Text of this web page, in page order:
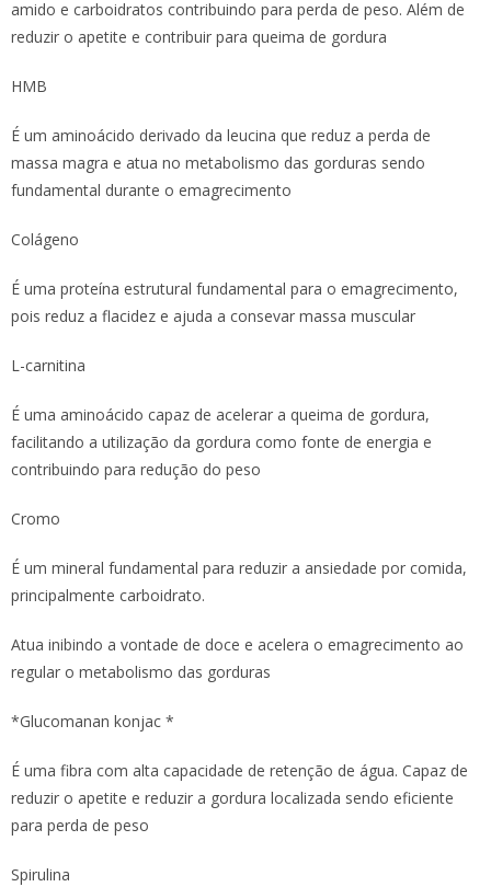
amido e carboidratos contribuindo para perda de peso. Além de
reduzir o apetite e contribuir para queima de gordura
HMB
É um aminoácido derivado da leucina que reduz a perda de
massa magra e atua no metabolismo das gorduras sendo
fundamental durante o emagrecimento
Colágeno
É uma proteína estrutural fundamental para o emagrecimento,
pois reduz a flacidez e ajuda a consevar massa muscular
L-carnitina
É uma aminoácido capaz de acelerar a queima de gordura,
facilitando a utilização da gordura como fonte de energia e
contribuindo para redução do peso
Cromo
É um mineral fundamental para reduzir a ansiedade por comida,
principalmente carboidrato.
Atua inibindo a vontade de doce e acelera o emagrecimento ao
regular o metabolismo das gorduras
*Glucomanan konjac *
É uma fibra com alta capacidade de retenção de água. Capaz de
reduzir o apetite e reduzir a gordura localizada sendo eficiente
para perda de peso
Spirulina